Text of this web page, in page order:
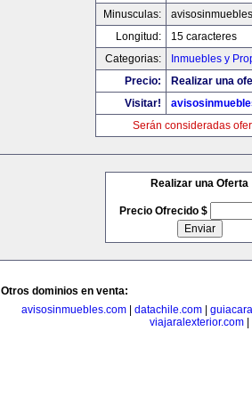
Minusculas:
Longitud:
15 caracteres
Categorias:
Inmuebles y
Precio:
Realizar una
Visitar!
Serán consideradas
Realizar una Oferta
Precio Ofrecido $
Otros dominios en venta:
avisosinmuebles.com
datachile.com
viajaralexterior.com